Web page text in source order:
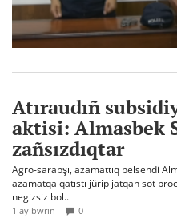
Atıraudıñ
aktisi: Almasbek
zañsızdıqtar
Agro-sarapşı, azamattıq belsendi
azamatqa qatıstı jürip jatqan sot
negizsiz bol..
1 ay bwrın 0